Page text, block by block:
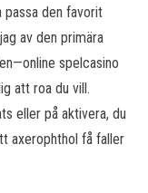
passa den favorit
av den primära
spelcasino
att roa du vill.
eller på aktivera, du
axerophthol få faller